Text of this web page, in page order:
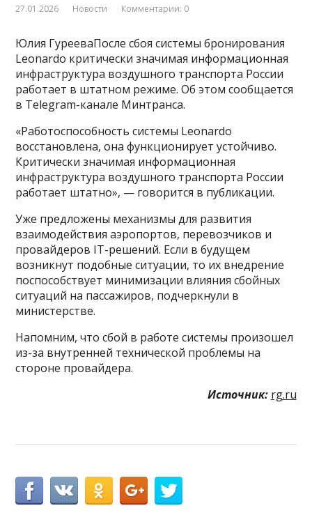
27.01.2026 Новости Комментарии: 0
Юлия ГурееваПосле сбоя системы бронирования
Leonardo критически значимая информационная
инфраструктура воздушного транспорта России
работает в штатном режиме. Об этом сообщается
в Telegram-канале Минтранса.
«Работоспособность системы Leonardo
восстановлена, она функционирует устойчиво.
Критически значимая информационная
инфраструктура воздушного транспорта России
работает штатно», — говорится в публикации.
Уже предложены механизмы для развития
взаимодействия аэропортов, перевозчиков и
провайдеров IT-решений. Если в будущем
возникнут подобные ситуации, то их внедрение
поспособствует минимизации влияния сбойных
ситуаций на пассажиров, подчеркнули в
министерстве.
Напомним, что сбой в работе системы произошел
из-за внутренней технической проблемы на
стороне провайдера.
Источник: rg.ru